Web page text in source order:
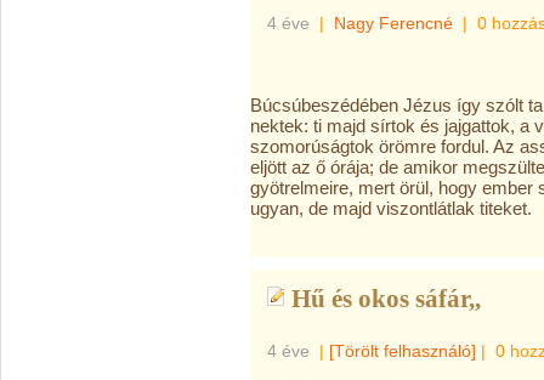
4 éve | Nagy Ferencné | 0
Búcsúbeszédében Jézus így szólt
nektek: ti majd sírtok és jajgattok, a
szomorúságtok örömre fordul. Az
eljött az ő órája; de amikor
gyötrelmeire, mert örül, hogy
ugyan, de majd viszontlátlak titeket.
Hű és okos sáfár,,
4 éve | [Törölt felhasználó] | 0